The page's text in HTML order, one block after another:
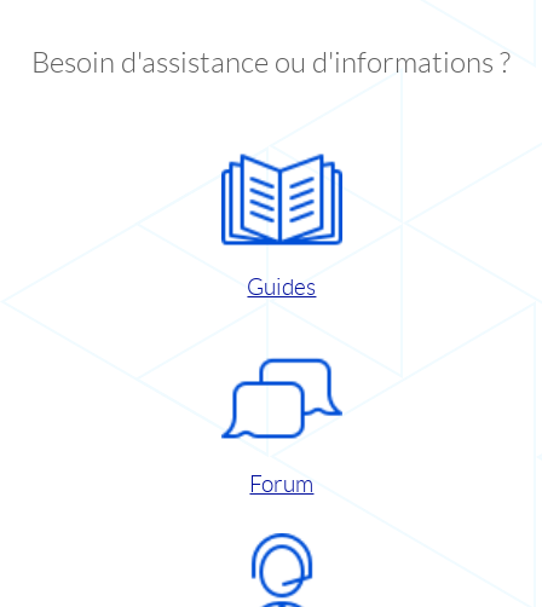
Besoin d'assistance ou d'informations ?
Guides
Forum